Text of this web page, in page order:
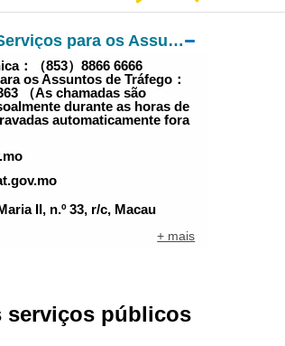
Direcção dos Serviços para os Assuntos de Tráfego
：（853）8866 6666
os Assuntos de Tráfego：
（As chamadas são
durante as horas de
automaticamente fora
II, n.º 33, r/c, Macau
+ mais
serviços públicos